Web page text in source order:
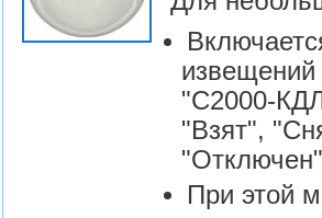
"С2000-
"Взят",
При этой